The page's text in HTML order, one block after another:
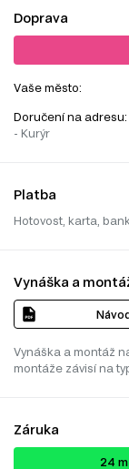
Doprava
Vaše město:
Doručení na adresu:
- Kurýr
Platba
Hotovost, karta,
Vynáška a
Vynáška a montáž
montáže závisí na
Záruka
24